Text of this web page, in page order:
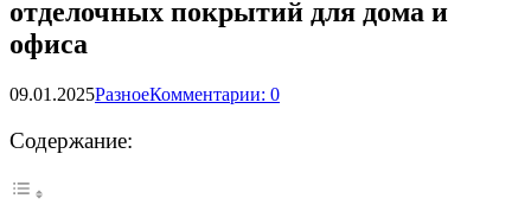
отделочных покрытий для дома и
офиса
09.01.2025РазноеКомментарии: 0
Содержание: